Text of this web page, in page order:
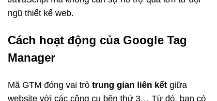
ngũ thiết kế web.
Cách hoạt động của Google Tag
Manager
Mã GTM đóng vai trò trung gian liên kết giữa
website với các công cụ bên thứ 3… Từ đó, bạn có